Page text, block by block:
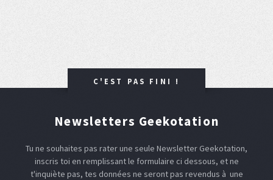
C'EST PAS FINI !
Newsletters Geekotation
Tu ne souhaites pas rater une seule Newsletter Geekotation,
inscris toi en remplissant le formulaire ci dessous, et ne
t'inquiète pas, tes données ne seront pas revendus à une